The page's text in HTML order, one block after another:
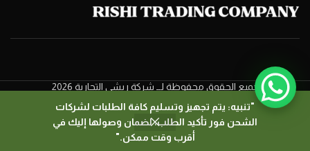
"تنبيه: يتم تجهيز وتسليم كافة الطلبات لشركات
الشحن فور تأكيد الطلب، لضمان وصولها إليك في
أقرب وقت ممكن."
جميع الحقوق محفوظة لــ شركة ريشي التجارية 2026